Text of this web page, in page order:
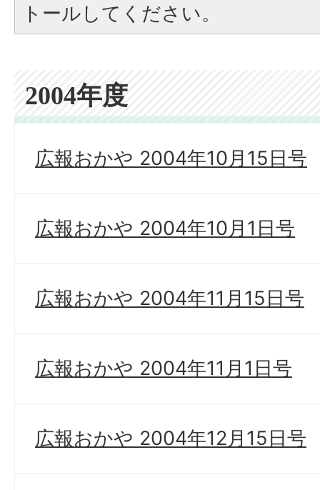
トールしてください。
2004年度
広報おかや 2004年10月15日号
広報おかや 2004年10月1日号
広報おかや 2004年11月15日号
広報おかや 2004年11月1日号
広報おかや 2004年12月15日号